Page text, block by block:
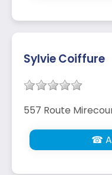
Sylvie Coiffure
557 Route
☎